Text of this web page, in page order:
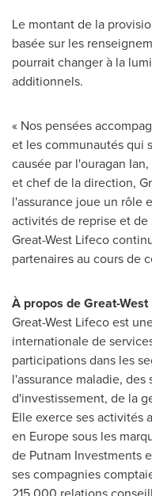
Le montant de la
basée sur les
pourrait changer à la
additionnels.
« Nos pensées
et les communautés qui
causée par l'ouragan
et chef de la direction,
l'assurance joue un rôle
activités de reprise et
Great-West Lifeco
partenaires au cours de
À propos de Great-West
Great-West Lifeco est
internationale de
participations dans les
l'assurance maladie,
d'investissement, de la
Elle exerce ses activités
en Europe sous les
de Putnam Investments
ses compagnies